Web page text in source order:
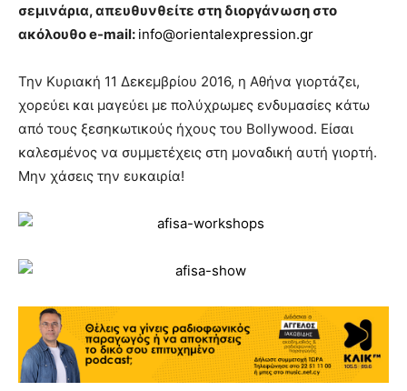
σεμινάρια, απευθυνθείτε στη διοργάνωση στο
ακόλουθο e-mail: info@orientalexpression.gr
Την Κυριακή 11 Δεκεμβρίου 2016, η Αθήνα γιορτάζει,
χορεύει και μαγεύει με πολύχρωμες ενδυμασίες κάτω
από τους ξεσηκωτικούς ήχους του Bollywood. Είσαι
καλεσμένος να συμμετέχεις στη μοναδική αυτή γιορτή.
Μην χάσεις την ευκαιρία!